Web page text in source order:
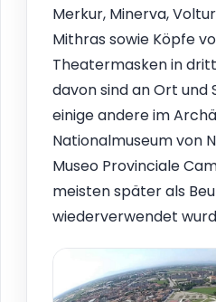
Merkur, Minerva,
Mithras sowie Köpfe
Theatermasken in
davon sind an Ort und
einige andere im
Nationalmuseum von
Museo Provinciale
meisten später als
wiederverwendet